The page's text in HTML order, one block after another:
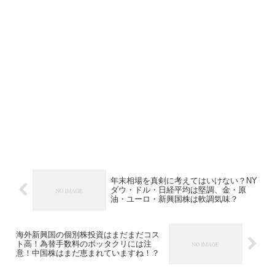
年末相場を真剣に考えてはいけない？NY
ダウ・ドル・日経平均は堅調、金・原
油・ユーロ・新興国株は軟調気味？
海外新興国の個別株投資はまだまだコス
ト高！為替手数料のボッタクリには注
意！中国株はまだ恵まれていますね！？